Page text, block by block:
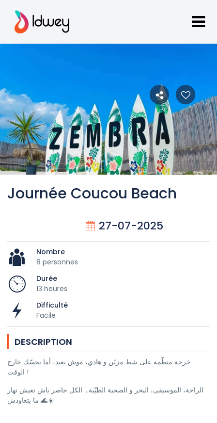
Journée Coucou Beach
27-07-2025
Nombre
8 personnes
Durée
13 heures
Difficulté
Facile
DESCRIPTION
خرجة منظّمة على شط مزيّن و هادي، موش بعيد، أما يحسّك خارج
الوقت !
الراحة، الموسيقى، البحر و الصحبة الطيّبة... الكل حاضر باش تعيش نهار
ما يتعاودش 🌊☀️